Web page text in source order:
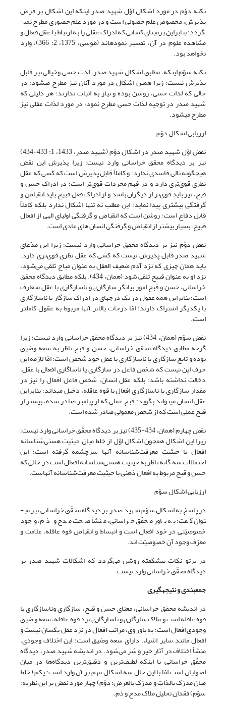
نکته دوّم در مورد اشکال اوّل شهید صدر اینکه این اشکال بر فرض
پذیرش، مخصوص علم حصولی است و در مورد علم حضوری مطرح نمی­
گردد؛ بنابراین برمبنای کسانی که ادراک عقلی را به ارتباط با عقل فعال و
مشاهده علوم در آن، تفسیر نموده­اند (طوسی، 1375، 2: 366)، وارد
نخواهد بود.
نکته سوّم اینکه، مطابق اشکال شهید صدر، لذت حسی وخیالی نیز قابل
پذیرش نیست؛ زیرا همین اشکال در مورد آنان نیز مطرح می­شود؛ در
حالی که لذات حسی، روشن بوده و نیاز به اثبات ندارند؛ هر دلیلی که
شهید صدر در توجیه لذات حسی مطرح نمود، در مورد لذات عقلی نیز
مطرح می­شود.
ارزیابی اشکال دوّم
نقض اوّل شهید صدر در اشکال دوّم (شهید صدر، 1433، 1: 433-434)
نیز بر دیدگاه محقق خراسانی وارد نیست؛ زیرا پذیرش این نقض
هیچگونه تالی فاسدی ندارد؛ و کاملاً قابل پذیرش است که کسى که عقل
نظری قوی‌ترى دارد و در فهم مجردات قوی‌تر است؛ در ادراک حسن و
قبح، نیز باید قوی‌تر از دیگران باشد و از ادراک فعل قبیح باید انقباض و
گرفتگی بیشتری پیدا نماید؛ این مطلب نه تنها اشکال ندارد بلکه کاملاً
قابل دفاع است؛ روشن است که انقباض و گرفتگی اولیای الهی از افعال
قبیح، بسیار بیشتر از انقباض و گرفتگی انسان های عادی است.
نقض دوّم نیز بر دیدگاه محقق خراسانی وارد نیست؛ زیرا این مدّعای
شهید صدر قابل پذیرش نیست که کسى که عقل نظرى قوی‌ترى دارد،
باید همان چیزى که نزد آدم ضعیف‌ العقل به عنوان مباح تلقى مى­‌شود،
نزد او به عنوان قبیح تلقى شود (همان، 434). بلکه مطابق دیدگاه محقق
خراسانی، حسن و قبح امور بیانگر سازگاری و ناسازگاری با عقل متعارف
است؛ بنابراین همه عقول در یک درجه­ای در ادراک سازگار یا ناسازگاری
با یکدیگر اشتراک دارند؛ امّا درجات بالاتر آنها مربوط به عقول کاملتر
است.
نقض سوّم (همان، 434) نیز بر دیدگاه محقق خراسانی وارد نیست؛ زیرا
گرچه مطابق دیدگاه محقق خراسانی، حسن و قبح ناظر به سعه وضیق
بوده و تابع سازگاری یا ناسازگاری با عقل خود شخص است؛ امّا لازمه این
حرف این نیست که شخص فاعل در سازگاری یا ناساگاری افعال با عقل،
دخالت نداشته باشد؛ بلکه عقل انسان، شخص فاعل افعال را نیز در
مقدار سازگاری یا ناسازگاری افعال با قوه عاقله، دخیل می­داند؛ بنابراین
عقل انسان مى­تواند بگوید: قبح عملى که از پیامبر صادر شده، بیشتر از
قبح عملی است که از شخص معمولی صادر شده است.
نقض چهارم (همان، 434-435) نیز بر دیدگاه محقّق خراسانی وارد نیست؛
زیرا این اشکال همچون اشکال اوّل از خلط میان حیثیت هستی‌شناسانه
افعال با حیثیت معرفت‌شناسانه آنها سرچشمه گرفته است؛ این
احتمالات سه گانه ناظر به حیثیت هستی‌شناسانه افعال است در حالی که
حسن و قبح مربوط به افعال ذهنی با حیثیت معرفت‌شناسانه آنهاست.
ارزیابی اشکال سوّم
در پاسخ به اشکال سوّم شهید صدر بر دیدگاه محقّق خراسانی نیز می­
توان گفت: به باور محقّق خراسانی، منشأ صحت مدح و ذم، وجود
خصوصیّتی در خود افعال است و انبساط و انقباض قوه عاقله، علامت و
معرّف وجود آن خصوصیّت اند.
در پرتو نکات پیش­گفته روشن می‌گردد که اشکالات شهید صدر بر
دیدگاه محقّق خراسانی وارد نیست.
جمع­بندی و نتیجه­گیری
در اندیشه محقق خراسانی، معنای حسن و قبح، سازگاری وناسازگاری با
قوه عاقله است و ملاک سازگاری و ناسازگاری نزد قوه عاقله، سعه و ضیق
وجودی افعال است؛ به باور وی، مراتب افعال در نزد عقل یکسان نیست و
افعال مانند سایر اشیاء، دارای سعه وضیق است؛ این اختلاف وجودی،
منشأ اختلاف در آثار خیر و شر می‌شود. در اندیشه شهید صدر، دیدگاه
محقّق خراسانی با اینکه لطیف‌ترین و دقیق‌ترین دیدگاه‌ها در میان
اصولیان است امّا با این حال سه اشکال مهم بر آن وارد است: یکم) خلط
میان مدرَک بالذات و مدرَک بالعرض؛ دوّم) چهار مورد نقض بر این نظریه؛
سوّم) فقدان تحلیل ملاک مدح و ذم.